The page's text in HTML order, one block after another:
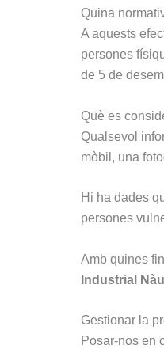
Quina
A aquests
persones
de 5 de
Què es
Qualsevol
mòbil, una
Hi ha dades
persones
Amb quines
Industrial
Gestionar la
Posar-nos en